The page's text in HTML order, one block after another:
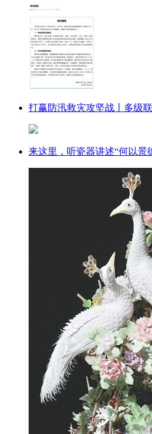
打赢防汛救灾攻坚战丨多级
来这里，听瓷器讲述“何以景